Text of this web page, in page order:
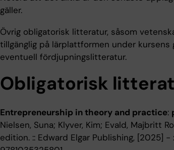
gäller.
Övrig obligatorisk litteratur, såsom
tillgänglig på lärplattformen under kursens
eventuell fördjupningslitteratur.
Obligatorisk
Entrepreneurship in theory and practice:
Nielsen, Suna; Klyver, Kim; Evald, Majbritt
edition. :: Edward Elgar Publishing, [2025] -